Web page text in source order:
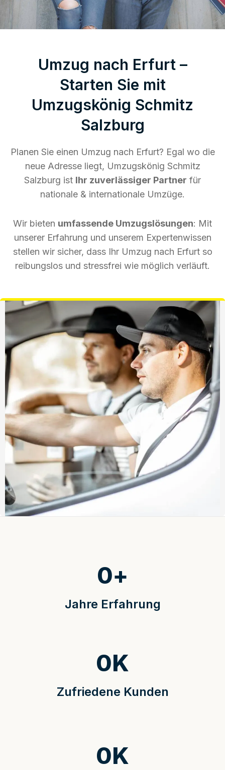
Umzug nach Erfurt –
Starten Sie mit
Umzugskönig Schmitz
Salzburg
Planen Sie einen Umzug nach Erfurt? Egal wo die
neue Adresse liegt, Umzugskönig Schmitz
Salzburg ist Ihr zuverlässiger Partner für
nationale & internationale Umzüge.
Wir bieten umfassende Umzugslösungen: Mit
unserer Erfahrung und unserem Expertenwissen
stellen wir sicher, dass Ihr Umzug nach Erfurt so
reibungslos und stressfrei wie möglich verläuft.
Jahre Erfahrung
0+
Zufriedene Kunden
0K
0K